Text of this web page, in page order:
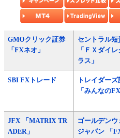
GMOクリック証券
「FXネオ」
セントラル短
「ＦＸダイ
ラス」
SBI FXトレード
トレイダー
「みんなのFX
JFX 「MATRIX TR
ADER」
ゴールデンウ
ジャパン 「